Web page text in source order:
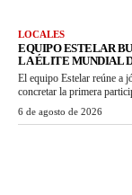
LOCALES
EQUIPO ESTELAR
LA ÉLITE MUNDIAL
El equipo Estelar reúne a
concretar la primera
6 de agosto de 2026